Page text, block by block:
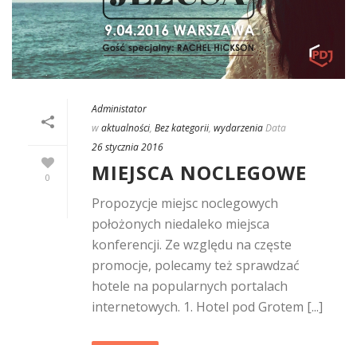
0
Administator
waktualności, Bez kategorii, wydarzeniaData
26 stycznia 2016
MIEJSCA NOCLEGOWE
Propozycje miejsc noclegowych
położonych niedaleko miejsca
konferencji. Ze względu na częste
promocje, polecamy też sprawdzać
hotele na popularnych portalach
internetowych. 1. Hotel pod Grotem [...]